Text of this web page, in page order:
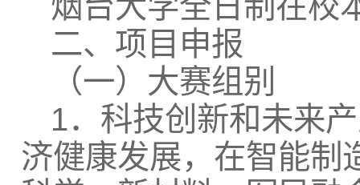
二、项目申报
（一）大赛组别
1．科技创新和未来
济健康发展，在智能制